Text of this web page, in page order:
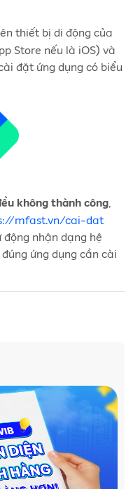
thiết bị di động của
Store nếu là iOS) và
đặt ứng dụng có biểu
không thành công,
mfast.vn/cai-dat
nhận dạng hệ
ứng dụng cần cài